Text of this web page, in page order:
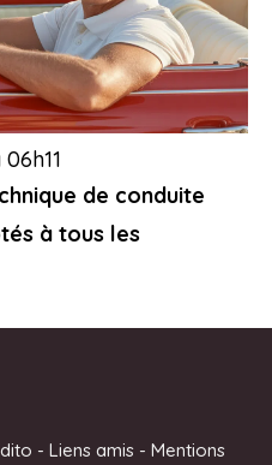
de conduite
à tous les
- Liens amis - Mentions